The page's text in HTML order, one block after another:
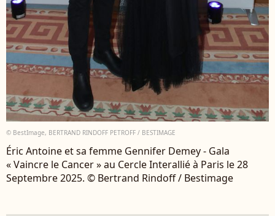
© BestImage, BERTRAND RINDOFF PETROFF / BESTIMAGE
Éric Antoine et sa femme Gennifer Demey - Gala
« Vaincre le Cancer » au Cercle Interallié à Paris le 28
Septembre 2025. © Bertrand Rindoff / Bestimage